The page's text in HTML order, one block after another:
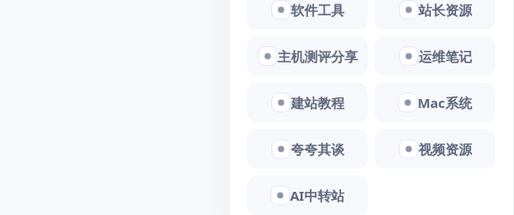
软件工具 站长资源
主机测评分享 运维笔记
建站教程 Mac系统
夸夸其谈 视频资源
AI中转站